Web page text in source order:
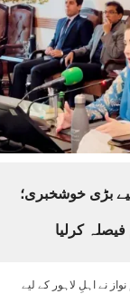
بڑی خوشخبری؛
فیصلہ کرلیا
نے اہلِ لاہور کے لیے